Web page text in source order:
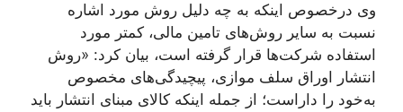
وی درخصوص اینکه به چه دلیل روش مورد اشاره
نسبت به سایر روش‌های تامین مالی، کمتر مورد
استفاده شرکت‌ها قرار گرفته است، بیان کرد: «روش
انتشار اوراق سلف موازی، پیچیدگی‌های مخصوص
به‌خود را داراست؛ از جمله اینکه کالای مبنای انتشار باید